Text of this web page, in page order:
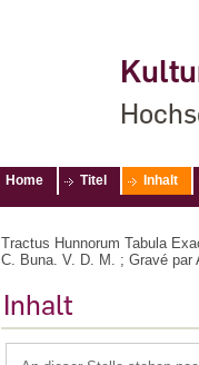
Home Titel Inhalt
Tractus Hunnorum Tabula
C. Buna. V. D. M. ; Gravé par
Inhalt